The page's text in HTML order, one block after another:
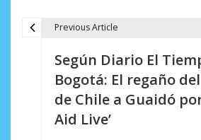
Previous Article
Según Diario El
Bogotá: El regaño
de Chile a Guaidó
Aid Live’